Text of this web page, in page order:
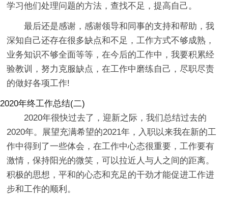
学习他们处理问题的方法，查找不足，提高自己。
最后还是感谢，感谢领导和同事的支持和帮助，我
深知自己还存在很多缺点和不足，工作方式不够成熟，
业务知识不够全面等等，在今后的工作中，我要积累经
验教训，努力克服缺点，在工作中磨练自己，尽职尽责
的做好各项工作!
2020年终工作总结(二)
2020年很快过去了，迎新之际，我们总结过去的
2020年。展望充满希望的2021年，入职以来我在新的工
作中得到了一些体会，在工作中心态很重要，工作要有
激情，保持阳光的微笑，可以拉近人与人之间的距离。
积极的思想，平和的心态和充足的干劲才能促进工作进
步和工作的顺利。